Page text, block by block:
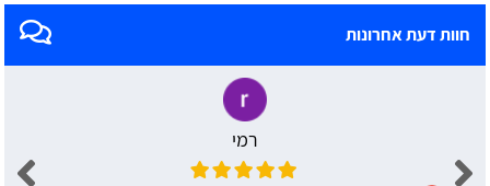
חוות דעת אחרונות
רמי